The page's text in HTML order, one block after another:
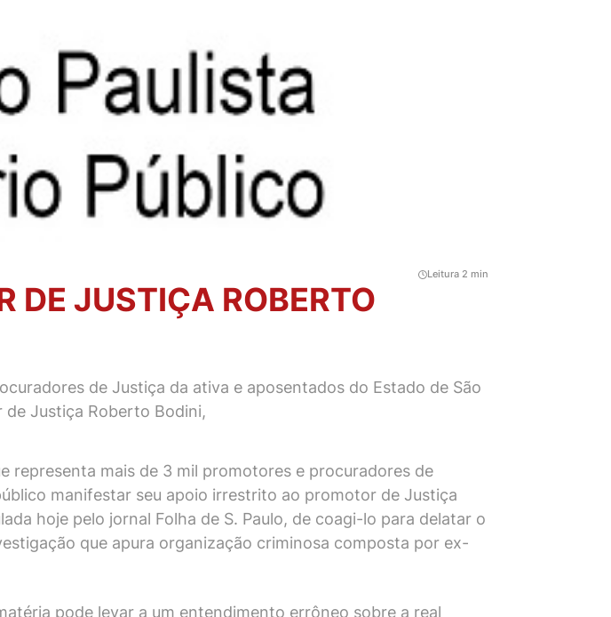
Leitura 2 min
DE JUSTIÇA ROBERTO
de Justiça da ativa e aposentados do Estado de São
Justiça Roberto Bodini,
representa mais de 3 mil promotores e procuradores de
manifestar seu apoio irrestrito ao promotor de Justiça
hoje pelo jornal Folha de S. Paulo, de coagi-lo para delatar o
que apura organização criminosa composta por ex-
pode levar a um entendimento errôneo sobre a real